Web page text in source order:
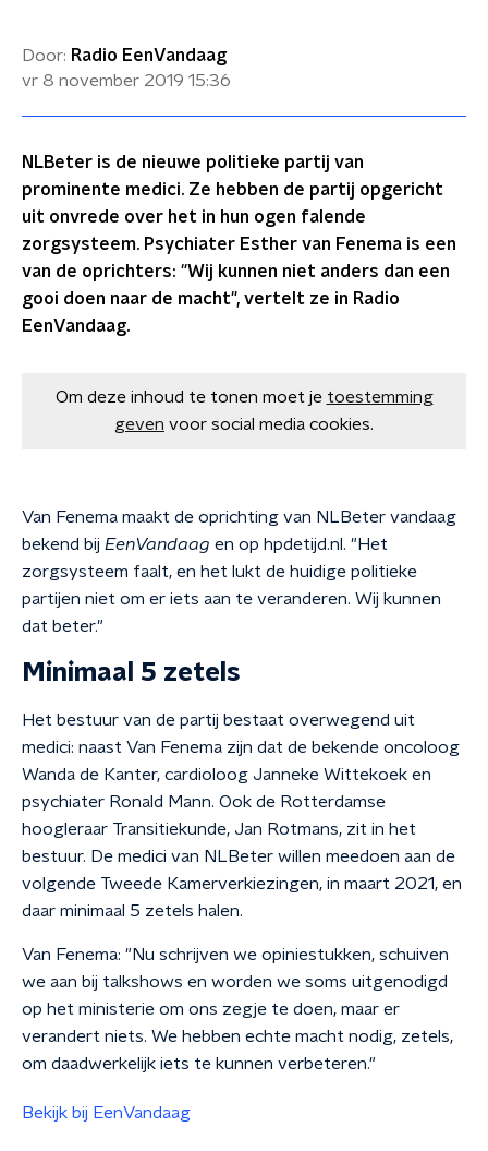
Door: Radio EenVandaag
vr 8 november 2019 15:36
NLBeter is de nieuwe politieke partij van
prominente medici. Ze hebben de partij opgericht
uit onvrede over het in hun ogen falende
zorgsysteem. Psychiater Esther van Fenema is een
van de oprichters: "Wij kunnen niet anders dan een
gooi doen naar de macht", vertelt ze in Radio
EenVandaag.
Om deze inhoud te tonen moet je toestemming
geven voor social media cookies.
Van Fenema maakt de oprichting van NLBeter vandaag
bekend bij EenVandaag en op hpdetijd.nl. "Het
zorgsysteem faalt, en het lukt de huidige politieke
partijen niet om er iets aan te veranderen. Wij kunnen
dat beter."
Minimaal 5 zetels
Het bestuur van de partij bestaat overwegend uit
medici: naast Van Fenema zijn dat de bekende oncoloog
Wanda de Kanter, cardioloog Janneke Wittekoek en
psychiater Ronald Mann. Ook de Rotterdamse
hoogleraar Transitiekunde, Jan Rotmans, zit in het
bestuur. De medici van NLBeter willen meedoen aan de
volgende Tweede Kamerverkiezingen, in maart 2021, en
daar minimaal 5 zetels halen.
Van Fenema: "Nu schrijven we opiniestukken, schuiven
we aan bij talkshows en worden we soms uitgenodigd
op het ministerie om ons zegje te doen, maar er
verandert niets. We hebben echte macht nodig, zetels,
om daadwerkelijk iets te kunnen verbeteren."
Bekijk bij EenVandaag